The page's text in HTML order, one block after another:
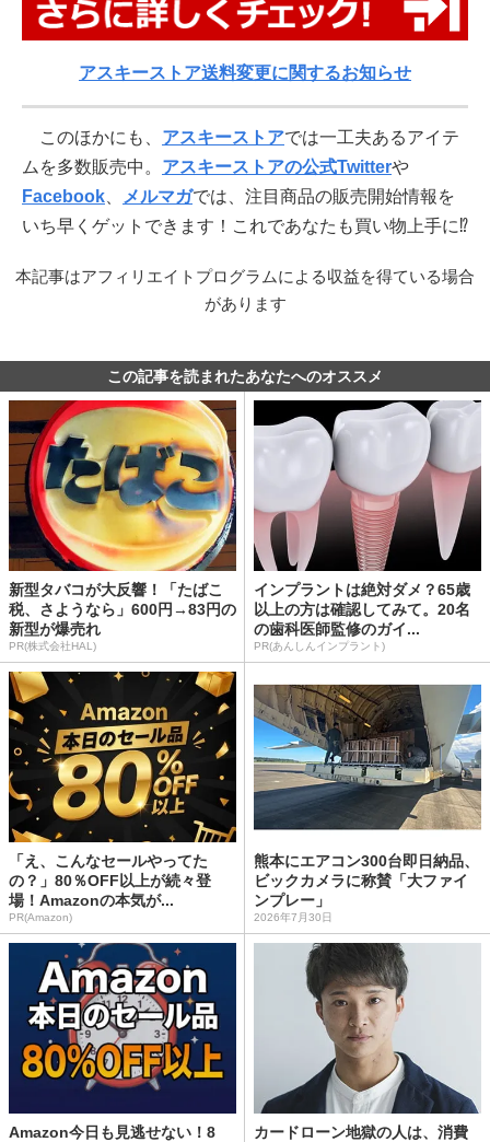
アスキーストア送料変更に関するお知らせ
このほかにも、 アスキーストアでは一工夫あるアイテ
ムを多数販売中。 アスキーストアの公式Twitterや
Facebook
メルマガでは、注目商品の販売開始情報を
いち早くゲットできます！これであなたも買い物上手に⁉
本記事はアフィリエイトプログラムによる収益を得ている場合
があります
この記事を読まれたあなたへのオススメ
新型タバコが大反響！「たばこ
税、さようなら」600円→83円の
新型が爆売れ
PR(株式会社HAL)
インプラントは絶対ダメ？65歳
以上の方は確認してみて。20名
の歯科医師監修のガイ...
PR(あんしんインプラント)
「え、こんなセールやってた
の？」80％OFF以上が続々登
場！Amazonの本気が...
PR(Amazon)
熊本にエアコン300台即日納品、
ビックカメラに称賛「大ファイ
ンプレー」
2026年7月30日
Amazon今日も見逃せない！8
カードローン地獄の人は、消費